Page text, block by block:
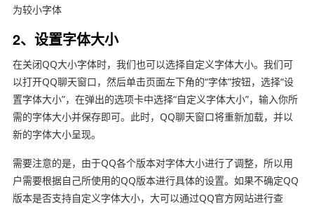
为较小字体
2、设置字体大小
在关闭QQ大小字体时，我们也可以选择自定义字体大小。我们可
以打开QQ聊天窗口，然后单击页面左下角的“字体”按钮，选择“设
置字体大小”，在弹出的选项卡中选择“自定义字体大小”，输入你所
需的字体大小并保存即可。此时，QQ聊天窗口将重新加载，并以
新的字体大小呈现。
需要注意的是，由于QQ各个版本对字体大小进行了调整，所以用
户需要根据自己所使用的QQ版本进行具体的设置。如果不确定QQ
版本是否支持自定义字体大小，大可以通过QQ官方网站进行查